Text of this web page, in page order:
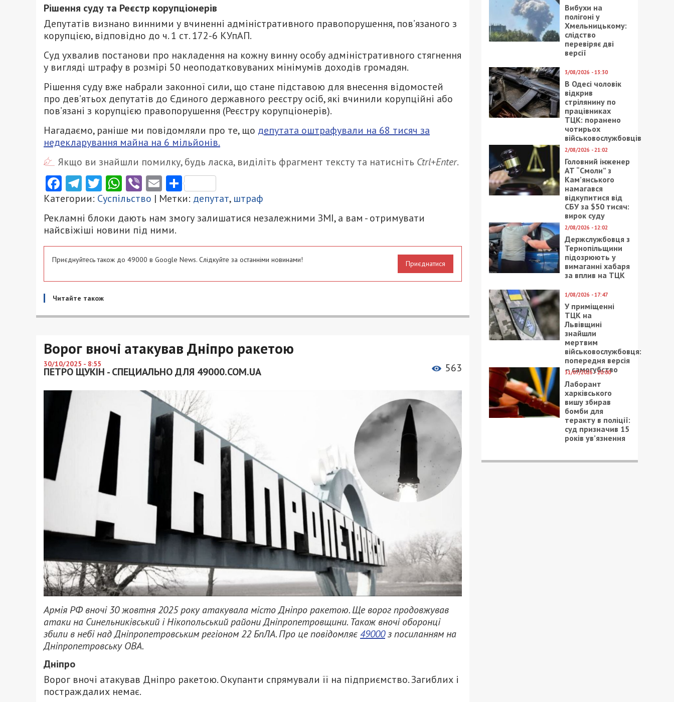
Рішення суду та Реєстр корупціонерів
Депутатів визнано винними у вчиненні адміністративного правопорушення, пов’язаного з
корупцією, відповідно до ч. 1 ст. 172-6 КУпАП.
Суд ухвалив постанови про накладення на кожну винну особу адміністративного стягнення
у вигляді штрафу в розмірі 50 неоподатковуваних мінімумів доходів громадян.
Рішення суду вже набрали законної сили, що стане підставою для внесення відомостей
про дев’ятьох депутатів до Єдиного державного реєстру осіб, які вчинили корупційні або
пов’язані з корупцією правопорушення (Реєстру корупціонерів).
Нагадаємо, раніше ми повідомляли про те, що депутата оштрафували на 68 тисяч за
недекларування майна на 6 мільйонів.
Якщо ви знайшли помилку, будь ласка, виділіть фрагмент тексту та натисніть Ctrl+Enter.
Facebook
Telegram
Twitter
WhatsApp
ViberEmailПоділитися
Категории: Суспільство | Метки: депутат, штраф
Рекламні блоки дають нам змогу залишатися незалежними ЗМІ, а вам - отримувати
найсвіжіші новини під ними.
Приєднуйтесь також до 49000 в Google News. Слідкуйте за останніми новинами! Приєднатися
Читайте також
Ворог вночі атакував Дніпро ракетою
30/10/2025 - 8:55
ПЕТРО ЩУКІН - СПЕЦИАЛЬНО ДЛЯ 49000.COM.UA 563
Армія РФ вночі 30 жовтня 2025 року атакувала місто Дніпро ракетою. Ще ворог продовжував
атаки на Синельниківський і Нікопольський райони Дніпропетровщини. Також вночі оборонці
збили в небі над Дніпропетровським регіоном 22 БпЛА. Про це повідомляє49000з посиланням на
Дніпропетровську ОВА.
Дніпро
Ворог вночі атакував Дніпро ракетою. Окупанти спрямували її на підприємство. Загиблих і
постраждалих немає.
Вибухи на
полігоні у
Хмельницькому:
слідство
перевіряє дві
версії
3/08/2026 - 13:30
В Одесі чоловік
відкрив
стрілянину по
працівниках
ТЦК: поранено
чотирьох
військовослужбовців
2/08/2026 - 21:02
Головний інженер
АТ “Смоли” з
Кам’янського
намагався
відкупитися від
СБУ за $50 тисяч:
вирок суду
2/08/2026 - 12:02
Держслужбовця з
Тернопільщини
підозрюють у
вимаганні хабаря
за вплив на ТЦК
1/08/2026 - 17:47
У приміщенні
ТЦК на
Львівщині
знайшли
мертвим
військовослужбовця:
попередня версія
– самогубство
31/07/2026 - 20:00
Лаборант
харківського
вишу збирав
бомби для
теракту в поліції:
суд призначив 15
років ув’язнення